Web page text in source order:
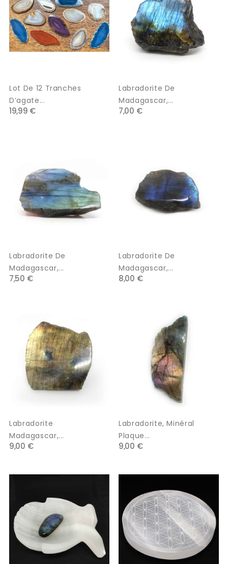
Lot De 12 Tranches
D’agate...
19,99 €
Labradorite De
Madagascar,...
7,00 €
Labradorite De
Madagascar,...
7,50 €
Labradorite De
Madagascar,...
8,00 €
Labradorite
Madagascar,...
9,00 €
Labradorite, Minéral
Plaque...
9,00 €